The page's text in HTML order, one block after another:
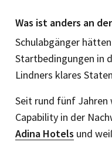
Was ist anders an
Schulabgänger
Startbedingungen in
Lindners klares
Seit rund fünf
Capability in der
Adina Hotels und